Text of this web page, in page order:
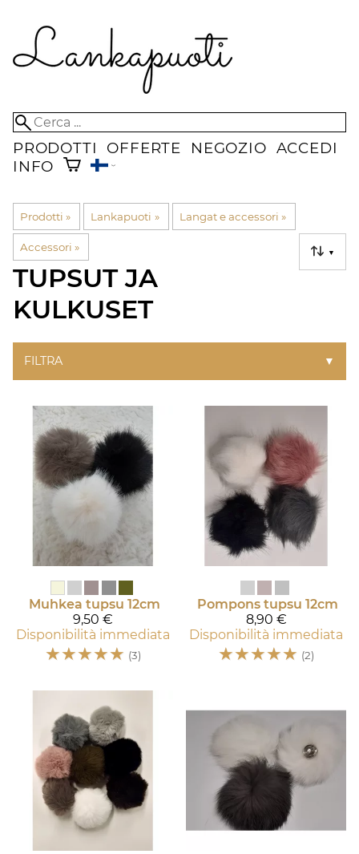
PRODOTTI OFFERTE NEGOZIO ACCEDI
INFO
Prodotti ‪» Lankapuoti ‪» Langat e accessori ‪»
Accessori ‪» ▼
TUPSUT JA
KULKUSET
FILTRA ▼
Muhkea tupsu 12cm
9,50 €
Disponibilità immediata
☆☆☆☆☆ (3)
Pompons tupsu 12cm
8,90 €
Disponibilità immediata
☆☆☆☆☆ (2)